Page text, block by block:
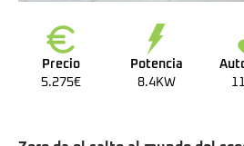
Precio
5.275€
Potencia
8.4KW